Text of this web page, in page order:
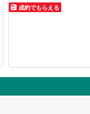
成約でもらえる